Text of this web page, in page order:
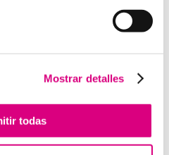
Mostrar detalles
todas
hola@grupo-system.com
para publicar un